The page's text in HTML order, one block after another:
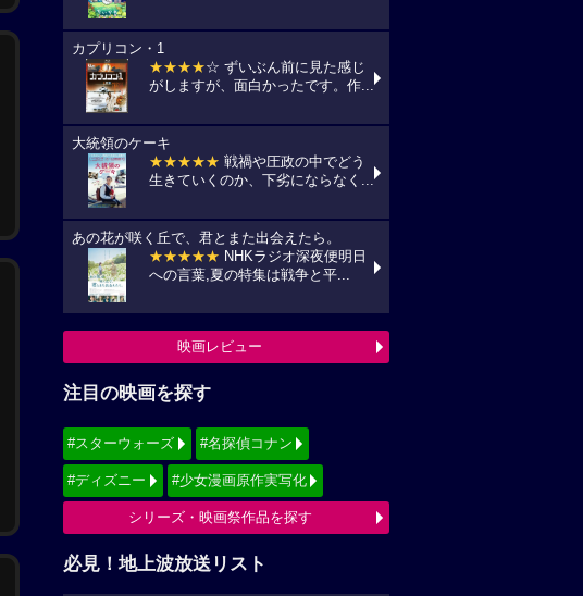
カプリコン・1
★★★★☆ ずいぶん前に見た感じ
がしますが、面白かったです。作...
大統領のケーキ
★★★★★ 戦禍や圧政の中でどう
生きていくのか、下劣にならなく...
あの花が咲く丘で、君とまた出会えたら。
★★★★★ NHKラジオ深夜便明日
への言葉,夏の特集は戦争と平...
映画レビュー
注目の映画を探す
#スターウォーズ #名探偵コナン
#ディズニー #少女漫画原作実写化
シリーズ・映画祭作品を探す
必見！地上波放送リスト